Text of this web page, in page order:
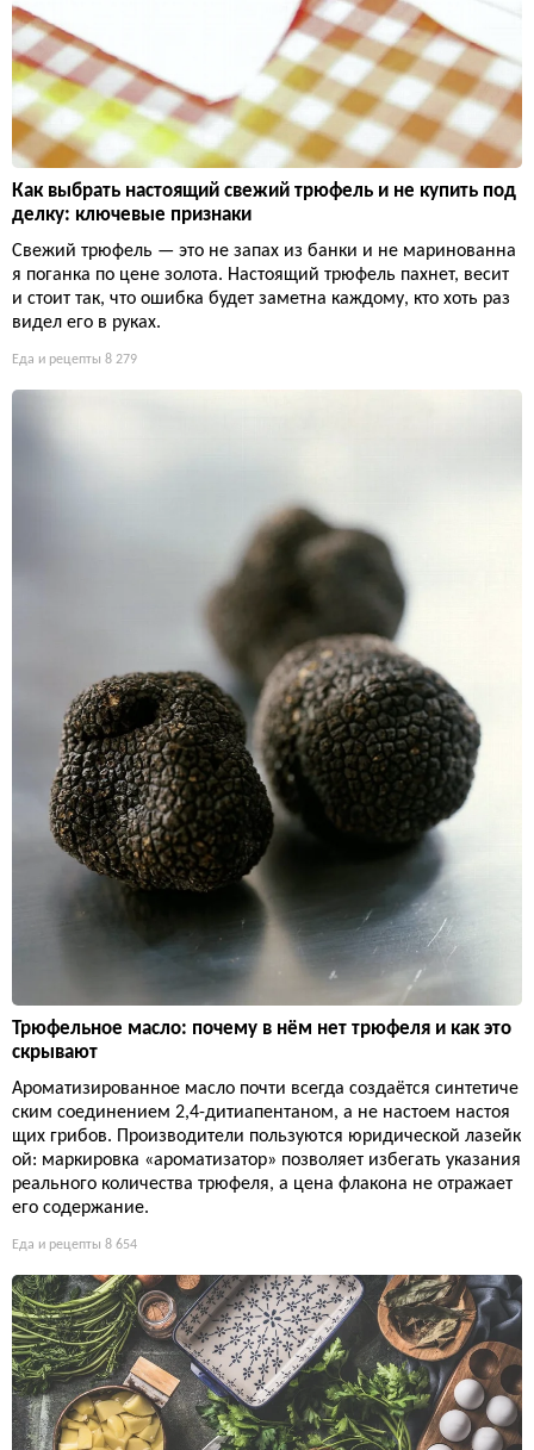
Как выбрать настоящий свежий трюфель и не купить под
делку: ключевые признаки
Свежий трюфель — это не запах из банки и не маринованна
я поганка по цене золота. Настоящий трюфель пахнет, весит
и стоит так, что ошибка будет заметна каждому, кто хоть раз
видел его в руках.
Еда и рецепты 8 279
Трюфельное масло: почему в нём нет трюфеля и как это
скрывают
Ароматизированное масло почти всегда создаётся синтетиче
ским соединением 2,4-дитиапентаном, а не настоем настоя
щих грибов. Производители пользуются юридической лазейк
ой: маркировка «ароматизатор» позволяет избегать указания
реального количества трюфеля, а цена флакона не отражает
его содержание.
Еда и рецепты 8 654